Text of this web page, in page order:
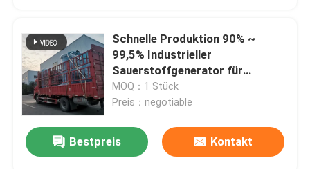
Schnelle Produktion 90% ~
99,5% Industrieller
Sauerstoffgenerator für
Füllflaschen
MOQ：1 Stück
Preis：negotiable
Bestpreis Kontakt